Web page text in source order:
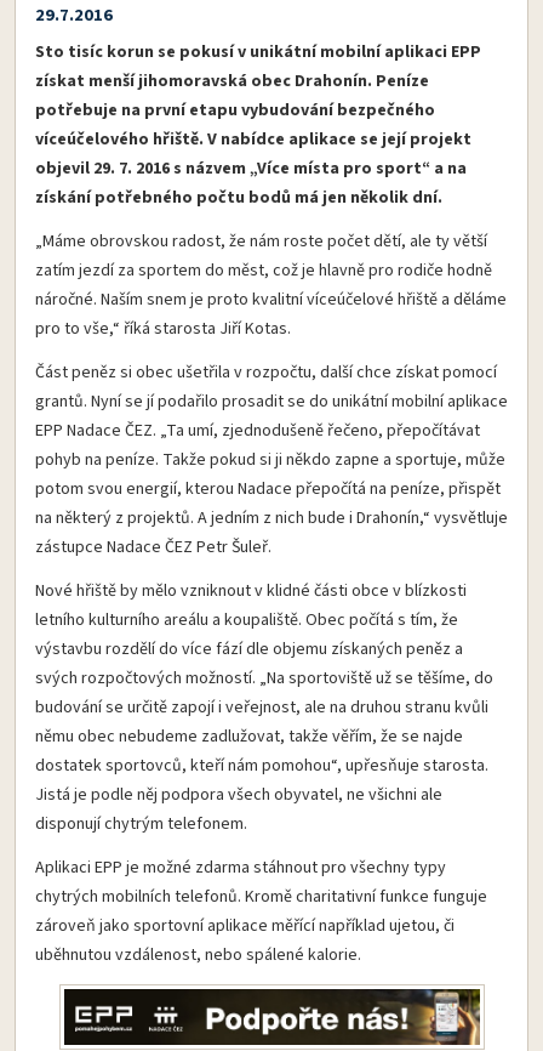
29.7.2016
Sto tisíc korun se pokusí v unikátní mobilní aplikaci EPP
získat menší jihomoravská obec Drahonín. Peníze
potřebuje na první etapu vybudování bezpečného
víceúčelového hřiště. V nabídce aplikace se její projekt
objevil 29. 7. 2016 s názvem „Více místa pro sport“ a na
získání potřebného počtu bodů má jen několik dní.
„Máme obrovskou radost, že nám roste počet dětí, ale ty větší
zatím jezdí za sportem do měst, což je hlavně pro rodiče hodně
náročné. Naším snem je proto kvalitní víceúčelové hřiště a děláme
pro to vše,“ říká starosta Jiří Kotas.
Část peněz si obec ušetřila v rozpočtu, další chce získat pomocí
grantů. Nyní se jí podařilo prosadit se do unikátní mobilní aplikace
EPP Nadace ČEZ. „Ta umí, zjednodušeně řečeno, přepočítávat
pohyb na peníze. Takže pokud si ji někdo zapne a sportuje, může
potom svou energií, kterou Nadace přepočítá na peníze, přispět
na některý z projektů. A jedním z nich bude i Drahonín,“ vysvětluje
zástupce Nadace ČEZ Petr Šuleř.
Nové hřiště by mělo vzniknout v klidné části obce v blízkosti
letního kulturního areálu a koupaliště. Obec počítá s tím, že
výstavbu rozdělí do více fází dle objemu získaných peněz a
svých rozpočtových možností. „Na sportoviště už se těšíme, do
budování se určitě zapojí i veřejnost, ale na druhou stranu kvůli
němu obec nebudeme zadlužovat, takže věřím, že se najde
dostatek sportovců, kteří nám pomohou“, upřesňuje starosta.
Jistá je podle něj podpora všech obyvatel, ne všichni ale
disponují chytrým telefonem.
Aplikaci EPP je možné zdarma stáhnout pro všechny typy
chytrých mobilních telefonů. Kromě charitativní funkce funguje
zároveň jako sportovní aplikace měřící například ujetou, či
uběhnutou vzdálenost, nebo spálené kalorie.